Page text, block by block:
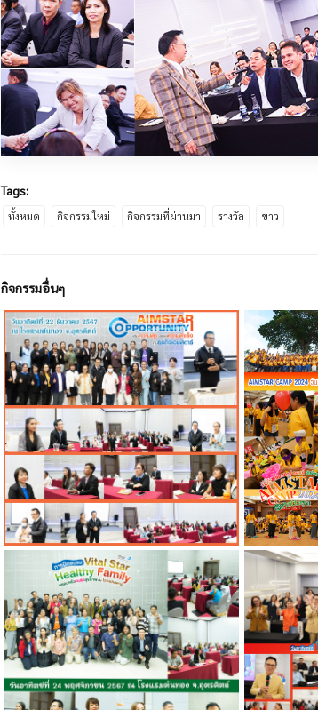
Tags:
ทั้งหมด กิจกรรมใหม่ กิจกรรมที่ผ่านมา รางวัล ข่าว
กิจกรรมอื่นๆ